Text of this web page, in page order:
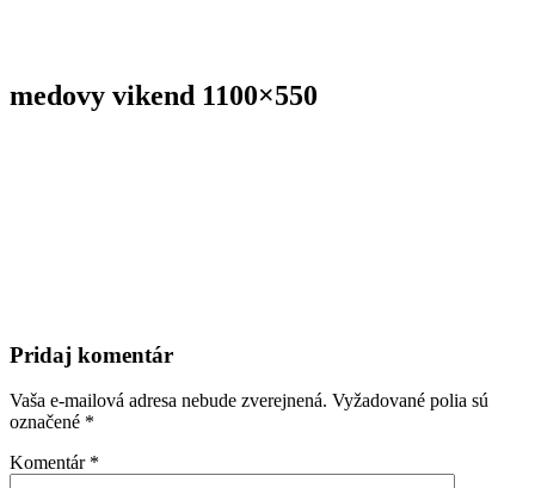
medovy vikend 1100×550
Pridaj komentár
Vaša e-mailová adresa nebude zverejnená. Vyžadované polia sú
označené *
Komentár *